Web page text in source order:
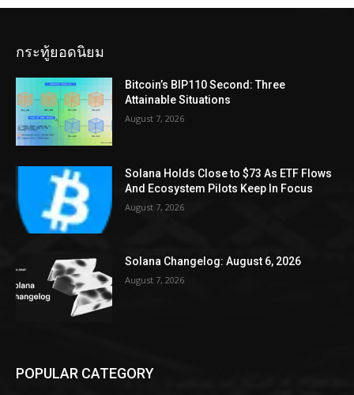
กระทู้ยอดนิยม
Bitcoin’s BIP110 Second: Three
Attainable Situations
August 7, 2026
Solana Holds Close to $73 As ETF Flows
And Ecosystem Pilots Keep In Focus
August 7, 2026
Solana Changelog: August 6, 2026
August 7, 2026
POPULAR CATEGORY